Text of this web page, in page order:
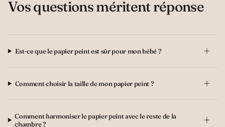
Vos questions méritent réponse
Est-ce que le papier peint est sûr pour mon bébé ?
Comment choisir la taille de mon papier peint ?
Comment harmoniser le papier peint avec le reste de la
chambre ?